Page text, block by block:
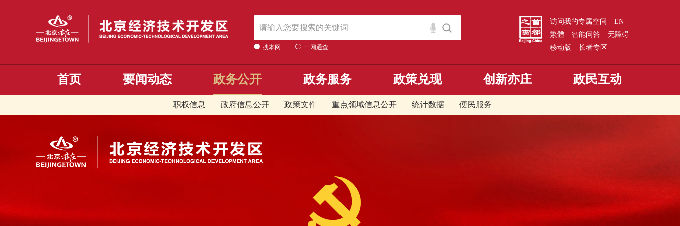
搜本网 一网通查
访问我的专属空间
EN
繁體
智能问答
无障碍
移动版
长者专区
首页 要闻动态 政务公开
职权信息 政府信息公开 政策文件 重点领域信息公开 统计数据 便民服务
政务服务 政策兑现 创新亦庄 政民互动